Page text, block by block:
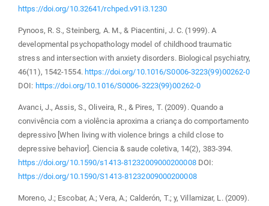
https://doi.org/10.32641/rchped.v91i3.1230
Pynoos, R. S., Steinberg, A. M., & Piacentini, J. C. (1999). A
developmental psychopathology model of childhood traumatic
stress and intersection with anxiety disorders. Biological psychiatry,
46(11), 1542-1554. https://doi.org/10.1016/S0006-3223(99)00262-0
DOI: https://doi.org/10.1016/S0006-3223(99)00262-0
Avanci, J., Assis, S., Oliveira, R., & Pires, T. (2009). Quando a
convivência com a violência aproxima a criança do comportamento
depressivo [When living with violence brings a child close to
depressive behavior]. Ciencia & saude coletiva, 14(2), 383-394.
https://doi.org/10.1590/s1413-81232009000200008DOI:
https://doi.org/10.1590/S1413-81232009000200008
Moreno, J.; Escobar, A.; Vera, A.; Calderón, T.; y, Villamizar, L. (2009).